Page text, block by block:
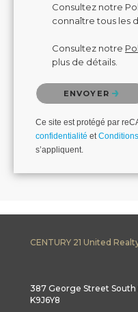
Consultez notre
connaître tous les
Consultez notre
plus de détails.
Veuillez confirmer que
ENVOYER
Ce site est protégé par
confidentialité et
s’appliquent.
CENTURY 21 United
387 George Street South
K9J6Y8